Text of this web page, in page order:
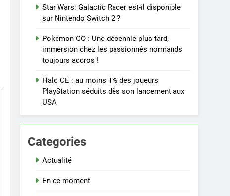
Star Wars: Galactic Racer est-il disponible
sur Nintendo Switch 2 ?
Pokémon GO : Une décennie plus tard,
immersion chez les passionnés normands
toujours accros !
Halo CE : au moins 1% des joueurs
PlayStation séduits dès son lancement aux
USA
Categories
Actualité
En ce moment